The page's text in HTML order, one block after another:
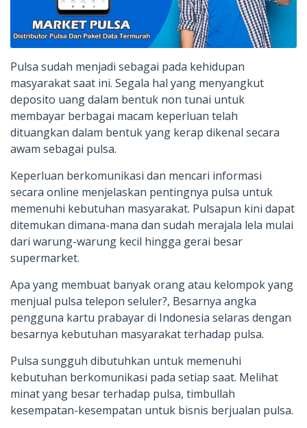
Pulsa sudah menjadi sebagai pada kehidupan
masyarakat saat ini. Segala hal yang menyangkut
deposito uang dalam bentuk non tunai untuk
membayar berbagai macam keperluan telah
dituangkan dalam bentuk yang kerap dikenal secara
awam sebagai pulsa.
Keperluan berkomunikasi dan mencari informasi
secara online menjelaskan pentingnya pulsa untuk
memenuhi kebutuhan masyarakat. Pulsapun kini dapat
ditemukan dimana-mana dan sudah merajala lela mulai
dari warung-warung kecil hingga gerai besar
supermarket.
Apa yang membuat banyak orang atau kelompok yang
menjual pulsa telepon seluler?, Besarnya angka
pengguna kartu prabayar di Indonesia selaras dengan
besarnya kebutuhan masyarakat terhadap pulsa.
Pulsa sungguh dibutuhkan untuk memenuhi
kebutuhan berkomunikasi pada setiap saat. Melihat
minat yang besar terhadap pulsa, timbullah
kesempatan-kesempatan untuk bisnis berjualan pulsa.